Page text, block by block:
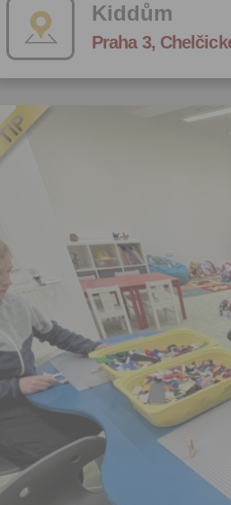
Kiddům
Praha 3,